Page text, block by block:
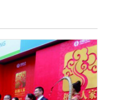
合发起主办，爱心企业四川苏宁
+旅游+本土城市新风貌